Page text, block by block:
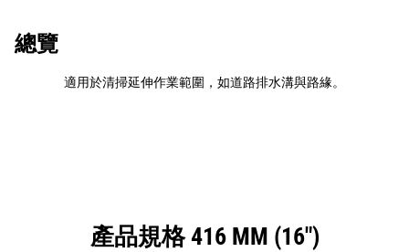
總覽
適用於清掃延伸作業範圍，如道路排水溝與路緣。
產品規格 416 MM (16")